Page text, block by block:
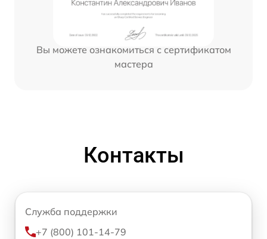
Вы можете ознакомиться с сертификатом
мастера
Контакты
Служба поддержки
+7 (800) 101-14-79